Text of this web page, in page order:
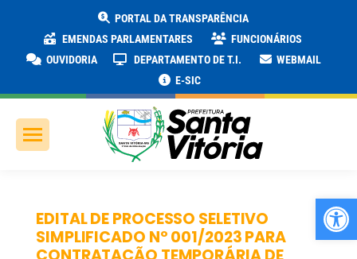
PORTAL DA TRANSPARÊNCIA
EMENDAS PARLAMENTARES
FUNCIONÁRIOS
OUVIDORIA
DEPARTAMENTO DE T.I.
WEBMAIL
E-SIC
EDITAL DE PROCESSO SELETIVO
SIMPLIFICADO Nº 001/2023 PARA